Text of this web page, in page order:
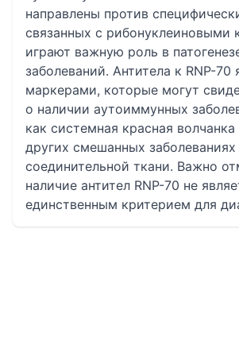
направлены против
связанных с рибонуклеиновыми
играют важную роль в
заболеваний. Антитела к RNP-70
маркерами, которые могут
о наличии аутоиммунных
как системная красная
других смешанных заболеваниях
соединительной ткани. Важно
наличие антител RNP-70 не
единственным критерием для